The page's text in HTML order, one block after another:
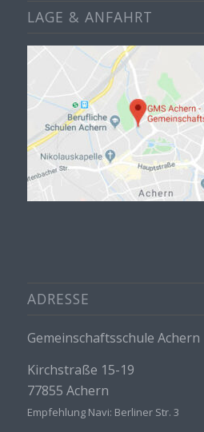
LAGE & ANFAHRT
ADRESSE
Gemeinschaftsschule Achern
Kirchstraße 15-19
77855 Achern
Empfehlung Navi: Berliner Str. 3